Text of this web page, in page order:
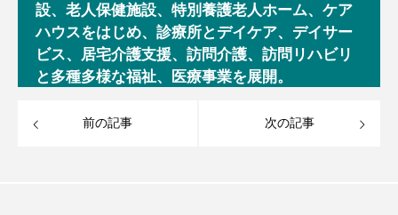
設、老人保健施設、特別養護老人ホーム、ケア
ハウスをはじめ、診療所とデイケア、デイサー
ビス、居宅介護支援、訪問介護、訪問リハビリ
と多種多様な福祉、医療事業を展開。
前の記事 次の記事